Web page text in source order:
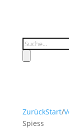
Products
search
ZurückStart/
Spiess